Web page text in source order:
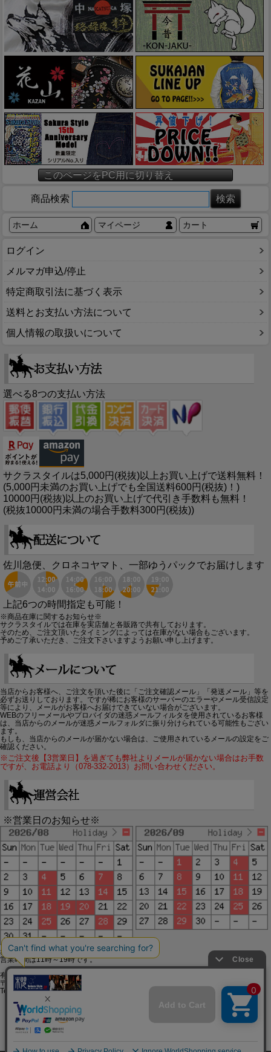
このページをPC用に切り替え
商品検索
ホーム マイページ カート
ログイン
メルマガ申込/停止
特定商取引法に基づく表示
送料とお支払い方法について
個人情報の取扱いについて
選べる8つの支払い方法
サクラスタイルは5,000円(税抜)以上お買い上げで送料無料！
(5,000円未満のお買い上げでも全国送料600円(税抜)！)
10000円(税抜)以上のお買い上げで代引き手数料も無料！
(税抜10000円未満の場合手数料300円(税抜))
佐川急便、クロネコヤマト、一部ゆうパックでお届けします
上記6つの時間指定も可能！
※商品在庫に関するお知らせ※
サクラスタイルでは在庫を実店舗と各販路で共有しております。
そのため、ご注文頂いたタイミングによっては在庫がない場合もございます。
予めご了承いただき、ご注文下さいますようお願い申し上げます。
当店からお客様へ、ご注文を頂いた後に「ご注文確認メール」「発送メール」等を
必ずお送りしております。ですが稀にお客様のサーバーのエラーやメール受信設定
等により、メールがお客様へお届けできていない場合がございます。
WEBのフリーメールやプロバイダの迷惑メールフィルタを使用されているお客様
は、当店からのメールが迷惑メールフォルダに振り分けられている可能性もござい
ます。
もしも、当店からのメールが届かない場合は、ご使用されているメールの設定をご
確認ください。
※ご注文後【3営業日】を過ぎても弊社よりメールが届かない場合はお手数
ですが、お電話より（078-332-2013）お問い合わせください。
※営業日のお知らせ※
赤字で塗られた日は配送定休日です。
営業時間は11時～19時です。
有限会社ジップジップ SakuraStyle通販事業部
〒650-0021 神戸市中央区三宮町3-9-19イトウビル1,4F
Tel:078-332-2013 FAX:078-333-6644
SSL/TLSとは?